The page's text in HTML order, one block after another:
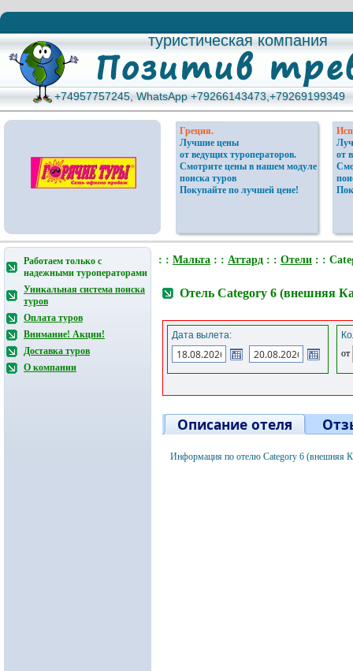
туристическая компания
туристическая компания
+74957757245, WhatsApp +79266143473,+79269199349
+74957757245, WhatsApp +79266143473,+79269199349
Греция.
Лучшие цены
от ведущих туроператоров.
Смотрите цены в нашем модуле
поиска туров
Покупайте по лучшей цене!
от
Работаем только с
надежными туроператорами
Уникальная система поиска
туров
Оплата туров
Внимание! Акции!
Доставка туров
О компании
: : Мальтa : : Аттард : : Отели : :
Отель Category 6 (внешняя
Дата вылета:
от
Описание отеля
Информация по отелю Category 6 (внешняя